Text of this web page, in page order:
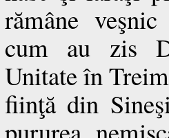
rămâne
cum au zis
Unitate în
fiinţă din
pururea